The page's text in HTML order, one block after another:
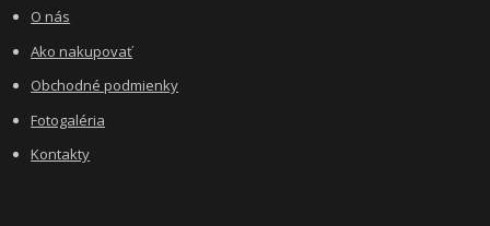
O nás
Ako nakupovať
Obchodné podmienky
Fotogaléria
Kontakty